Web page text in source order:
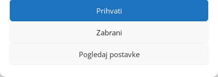
Prihvati
Zabrani
Pogledaj postavke